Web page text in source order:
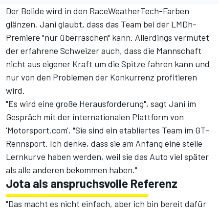
Der Bolide wird in den RaceWeatherTech-Farben
glänzen. Jani glaubt, dass das Team bei der LMDh-
Premiere "nur überraschen" kann. Allerdings vermutet
der erfahrene Schweizer auch, dass die Mannschaft
nicht aus eigener Kraft um die Spitze fahren kann und
nur von den Problemen der Konkurrenz profitieren
wird.
"Es wird eine große Herausforderung", sagt Jani im
Gespräch mit der internationalen Plattform von
'Motorsport.com'. "Sie sind ein etabliertes Team im GT-
Rennsport. Ich denke, dass sie am Anfang eine steile
Lernkurve haben werden, weil sie das Auto viel später
als alle anderen bekommen haben."
Jota als anspruchsvolle Referenz
"Das macht es nicht einfach, aber ich bin bereit dafür